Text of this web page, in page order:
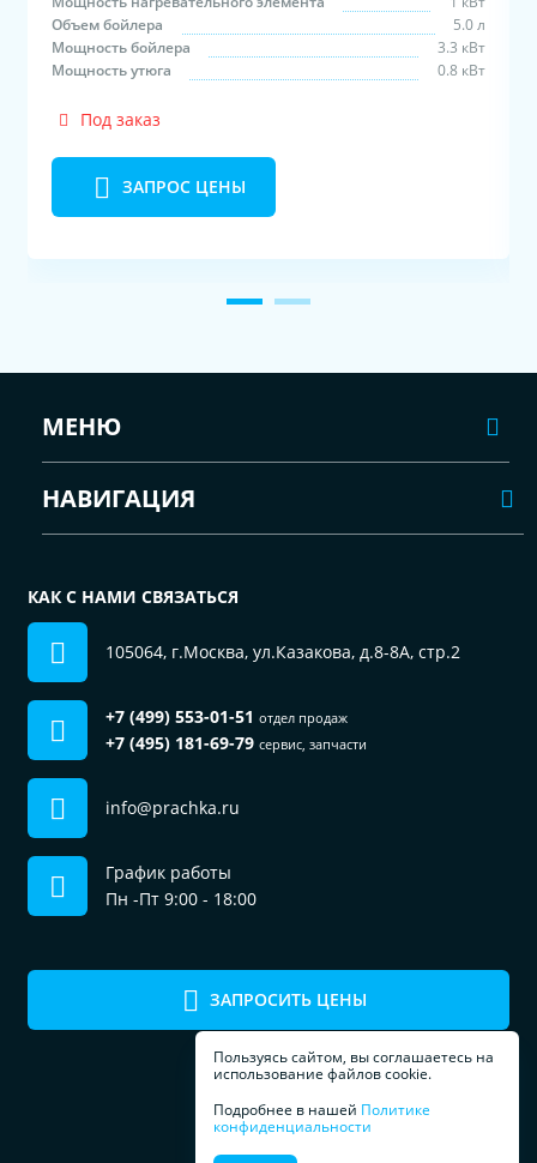
Объем бойлера
5.0 л
Мощность бойлера
3.3 кВт
Мощность утюга
0.8 кВт
Под заказ
ЗАПРОС ЦЕНЫ
Пользуясь сайтом, вы соглашаетесь на
использование файлов cookie.
Подробнее в нашей Политике
конфиденциальности
ЗАПРОСИТЬ ЦЕНЫ
МЕНЮ
НАВИГАЦИЯ
КАК С НАМИ СВЯЗАТЬСЯ
105064, г.Москва, ул.Казакова, д.8-8А, стр.2
+7 (499) 553-01-51 отдел продаж
+7 (495) 181-69-79 сервис, запчасти
info@prachka.ru
График работы
Пн -Пт 9:00 - 18:00